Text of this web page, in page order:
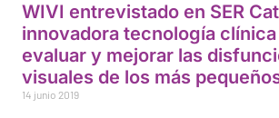
WIVI entrevistado en SER
innovadora tecnología clínica
evaluar y mejorar las
visuales de los más
14 junio 2019